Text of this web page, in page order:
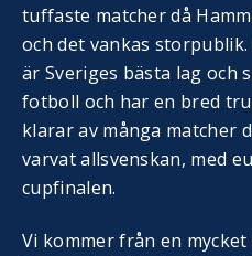
tuffaste matcher då
och det vankas
är Sveriges bästa lag och
fotboll och har en bred
klarar av många matcher
varvat allsvenskan, med
cupfinalen.
Vi kommer från en